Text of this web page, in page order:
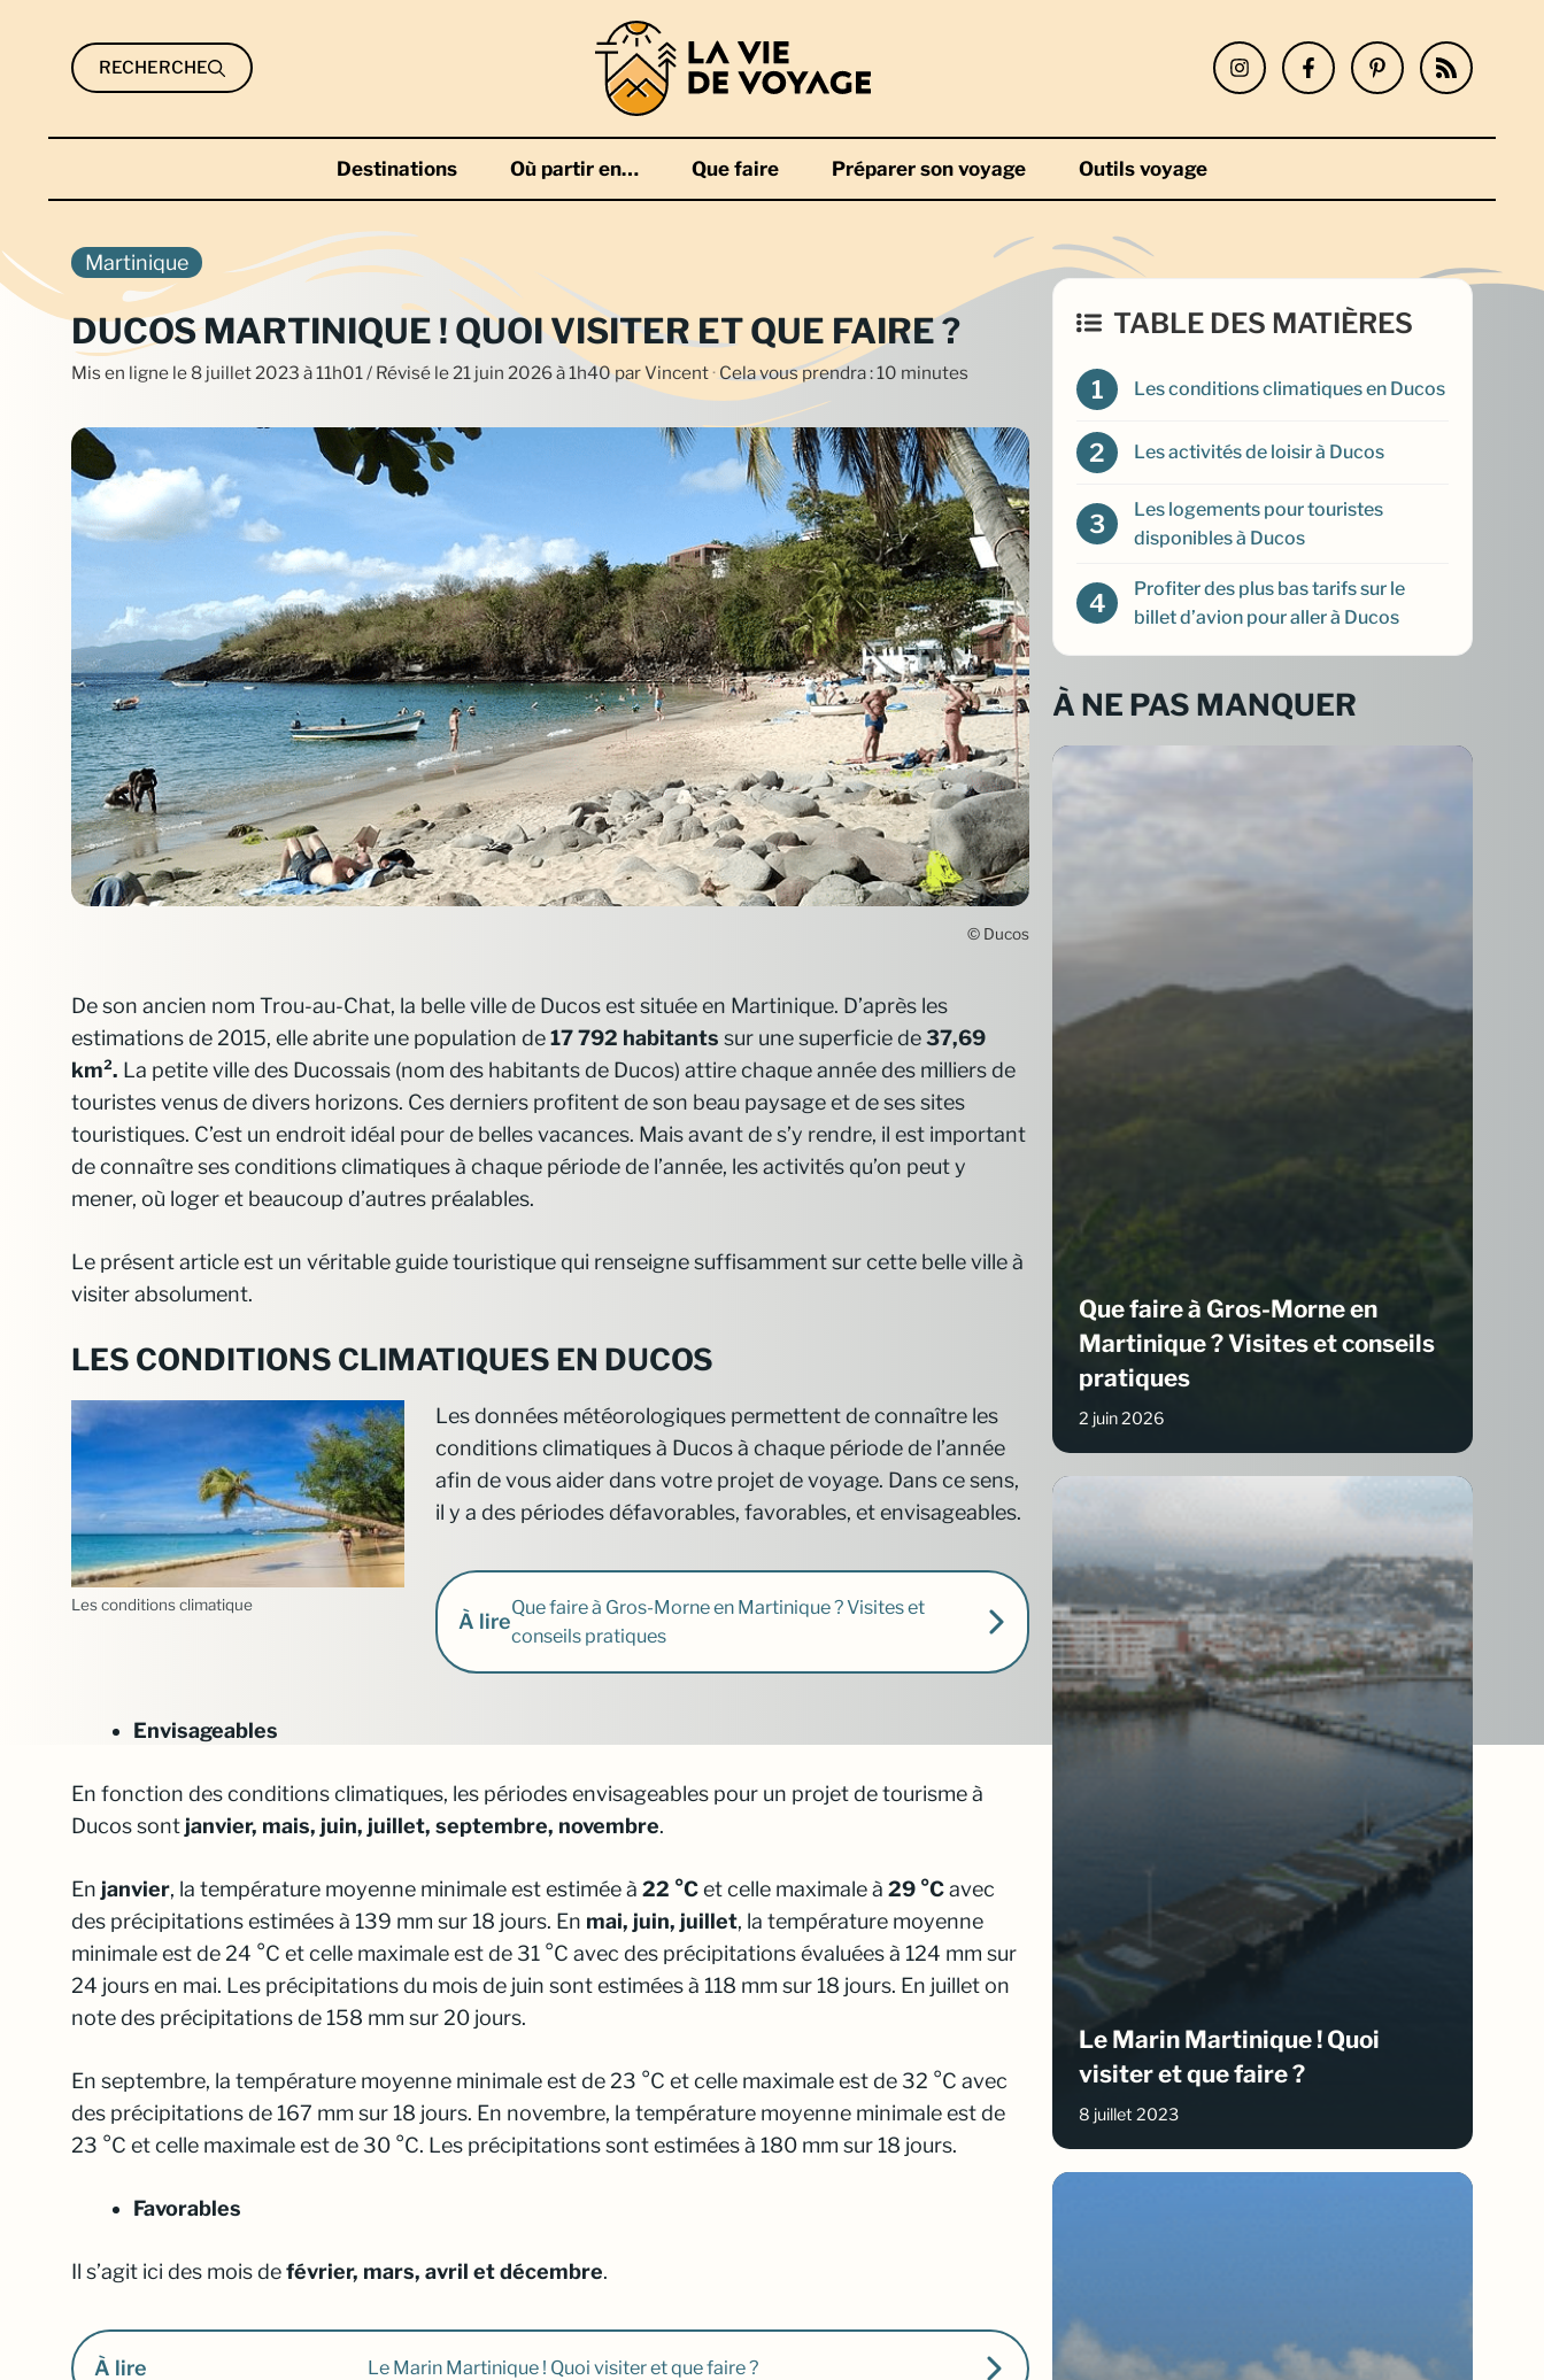
contenu
RECHERCHE
Destinations Où partir en… Que faire Préparer son voyage Outils voyage
Martinique
DUCOS MARTINIQUE ! QUOI VISITER ET QUE FAIRE ?
Mis en ligne le 8 juillet 2023 à 11h01 / Révisé le 21 juin 2026 à 1h40par Vincent· Cela vous prendra : 10 minutes
© Ducos
De son ancien nom Trou-au-Chat, la belle ville de Ducos est située en Martinique. D’après les
estimations de 2015, elle abrite une population de17 792 habitants sur une superficie de37,69
km². La petite ville des Ducossais (nom des habitants de Ducos) attire chaque année des milliers de
touristes venus de divers horizons. Ces derniers profitent de son beau paysage et de ses sites
touristiques. C’est un endroit idéal pour de belles vacances. Mais avant de s’y rendre, il est important
de connaître ses conditions climatiques à chaque période de l’année, les activités qu’on peut y
mener, où loger et beaucoup d’autres préalables.
Le présent article est un véritable guide touristique qui renseigne suffisamment sur cette belle ville à
visiter absolument.
LES CONDITIONS CLIMATIQUES EN DUCOS
Les conditions climatique
Les données météorologiques permettent de connaître les
conditions climatiques à Ducos à chaque période de l’année
afin de vous aider dans votre projet de voyage. Dans ce sens,
il y a des périodes défavorables, favorables, et envisageables.
À lire
Que faire à Gros-Morne en Martinique ? Visites et
conseils pratiques
Envisageables
En fonction des conditions climatiques, les périodes envisageables pour un projet de tourisme à
Ducos sont janvier, mais, juin, juillet, septembre, novembre.
En janvier, la température moyenne minimale est estimée à 22 °Cet celle maximale à 29 °Cavec
des précipitations estimées à 139 mm sur 18 jours. En mai, juin, juillet, la température moyenne
minimale est de 24 °C et celle maximale est de 31 °C avec des précipitations évaluées à 124 mm sur
24 jours en mai. Les précipitations du mois de juin sont estimées à 118 mm sur 18 jours. En juillet on
note des précipitations de 158 mm sur 20 jours.
En septembre, la température moyenne minimale est de 23 °C et celle maximale est de 32 °C avec
des précipitations de 167 mm sur 18 jours. En novembre, la température moyenne minimale est de
23 °C et celle maximale est de 30 °C. Les précipitations sont estimées à 180 mm sur 18 jours.
Favorables
Il s’agit ici des mois defévrier, mars, avril et décembre.
À lire Le Marin Martinique ! Quoi visiter et que faire ?
TABLE DES MATIÈRES
Les conditions climatiques en Ducos
Les activités de loisir à Ducos
Les logements pour touristes
disponibles à Ducos
Profiter des plus bas tarifs sur le
billet d’avion pour aller à Ducos
À NE PAS MANQUER
Que faire à Gros-Morne en
Martinique ? Visites et conseils
pratiques
2 juin 2026
Le Marin Martinique ! Quoi
visiter et que faire ?
8 juillet 2023